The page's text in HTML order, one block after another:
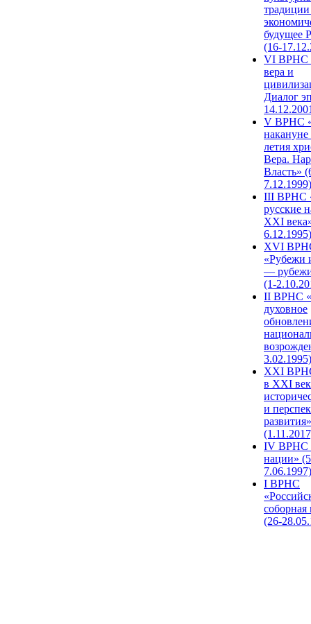
будущее
(16-
VI ВРНС
вера и
Диалог
V ВРНС
накануне
летия
Вера.
Власть»
7.12.1999)
III ВРНС
русские
XXI
6.12.1995)
XVI
«Рубежи
—
(1-
II ВРНС
духовное
3.02.1995)
XХI
в XXI
и
развития»
IV ВРНС
нации»
7.06.1997)
I ВРНС
(26-